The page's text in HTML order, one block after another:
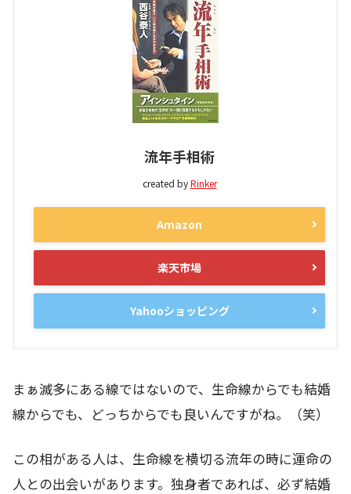
流年手相術
created byRinker
Amazon
楽天市場
Yahooショッピング
まぁ滅多にある線ではないので、生命線からでも結婚
線からでも、どっちからでも良いんですがね。（笑）
この相がある人は、生命線を横切る流年の時に運命の
人との出会いがあります。独身者であれば、必ず結婚